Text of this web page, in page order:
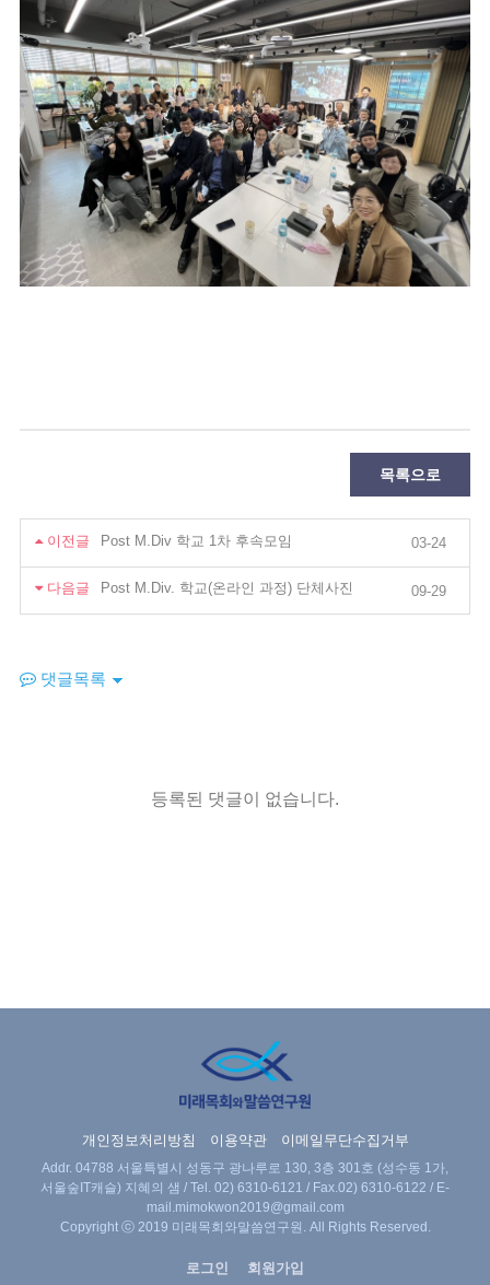
목록으로
이전글 Post M.Div 학교 1차 후속모임 03-24
다음글 Post M.Div. 학교(온라인 과정) 단체사진 09-29
댓글목록
등록된 댓글이 없습니다.
개인정보처리방침 이용약관 이메일무단수집거부
Addr. 04788 서울특별시 성동구 광나루로 130, 3층 301호 (성수동 1가,
서울숲IT캐슬) 지혜의 샘 / Tel. 02) 6310-6121 / Fax.02) 6310-6122 / E-
mail.
mimokwon2019@gmail.com
Copyright ⓒ 2019 미래목회와말씀연구원. All Rights Reserved.
로그인 회원가입